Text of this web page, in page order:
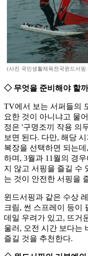
(사진 국민생활체육전국윈드서핑
◇ 무엇을 준비해야 할까
TV에서 보는 서퍼들의
요한 것이 아니냐고 물
정은 '구명조끼 작용 의
보면 된다. 다만, 해당
복장을 선택하면 되는
하며, 3월과 11월의 경
지 않고 서핑을 즐길 수
는 것이 안전한 서핑을
윈드서핑과 같은 수상
크림, 썬 스프레이 등이
데일 우려가 있고, 뜨거
울러, 오전 시간 보다는
즐길 것을 추천한다.